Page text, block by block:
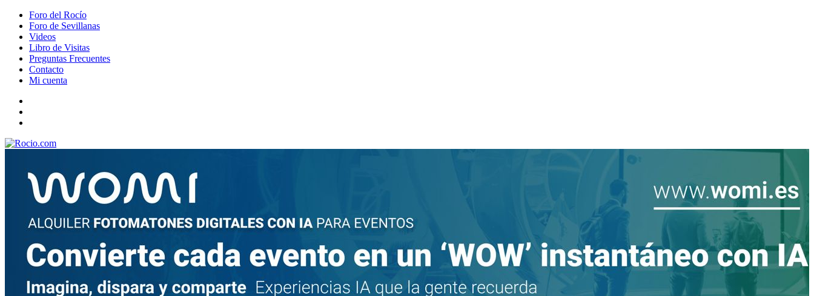
Foro del Rocío
Foro de Sevillanas
Videos
Libro de Visitas
Preguntas Frecuentes
Contacto
Mi cuenta